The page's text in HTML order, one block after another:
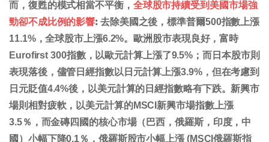
而，復甦的模式相當不平衡， 全球股市持續受到美國市場強
勁卻不成比例的影響ꓽ 去除美國之後，標準普爾500指數上漲
11.1%，全球股市上漲6.2%。歐洲股市表現良好，富時
Eurofirst 300指數，以歐元計算上漲了9.5%；而日本股市則
表現落後，儘管日經指數以日元計算上漲3.9%，但在考慮到
日元貶值4.4%後，以美元計算的日經指數略有下跌。新興市
場則相對疲軟，以美元計算的MSCI新興市場指數上漲
3.5％，而金磚四國的核心市場（巴西，俄羅斯，印度，中
國）小幅下降0.1％，俄羅斯股市小幅上漲 (MSCI俄羅斯指